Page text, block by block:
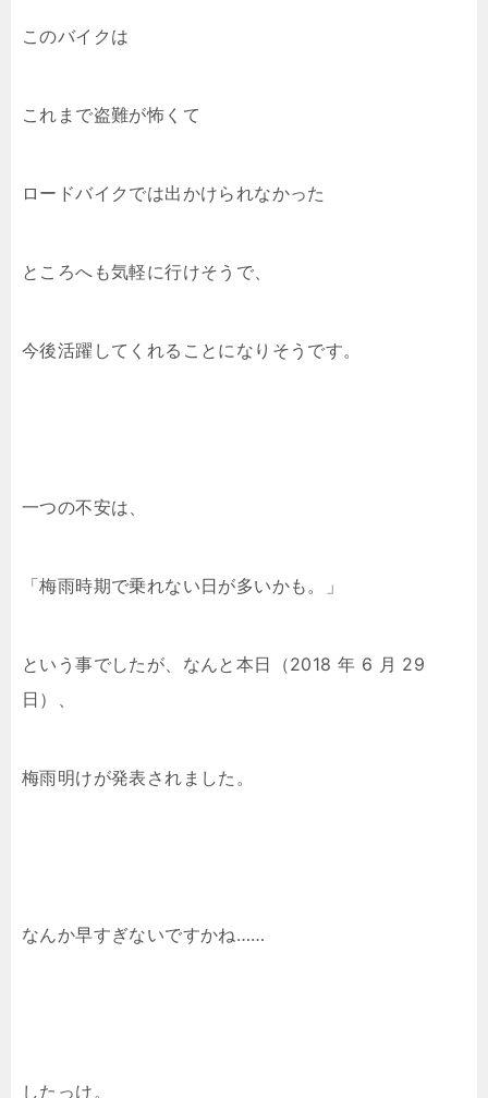
このバイクは
これまで盗難が怖くて
ロードバイクでは出かけられなかった
ところへも気軽に行けそうで、
今後活躍してくれることになりそうです。
一つの不安は、
「梅雨時期で乗れない日が多いかも。」
という事でしたが、なんと本日（2018 年 6 月 29
日）、
梅雨明けが発表されました。
なんか早すぎないですかね……
したっけ。